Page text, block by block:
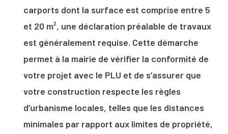
carports dont la surface est comprise entre 5
et 20 m², une déclaration préalable de travaux
est généralement requise. Cette démarche
permet à la mairie de vérifier la conformité de
votre projet avec le PLU et de s’assurer que
votre construction respecte les règles
d’urbanisme locales, telles que les distances
minimales par rapport aux limites de propriété,